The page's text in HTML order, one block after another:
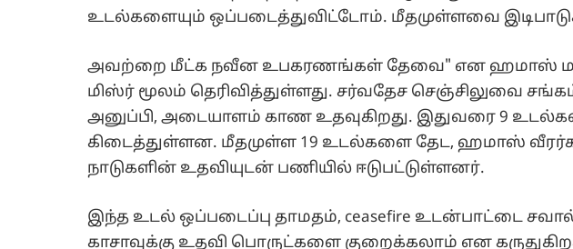
உடல்களையும் ஒப்படைத்துவிட்டோம். மீதமுள்ளவை
அவற்றை மீட்க நவீன உபகரணங்கள் தேவை" என ஹமாஸ்
மிஸ்ர் மூலம் தெரிவித்துள்ளது. சர்வதேச செஞ்சிலுவை
அனுப்பி, அடையாளம் காண உதவுகிறது. இதுவரை 9
கிடைத்துள்ளன. மீதமுள்ள 19 உடல்களை தேட, ஹமாஸ்
நாடுகளின் உதவியுடன் பணியில் ஈடுபட்டுள்ளனர்.
இந்த உடல் ஒப்படைப்பு தாமதம், ceasefire உடன்பாட்டை
காசாவுக்கு உதவி பொருட்களை குறைக்கலாம் என